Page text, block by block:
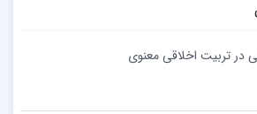
در تربیت اخلاقی معنوی